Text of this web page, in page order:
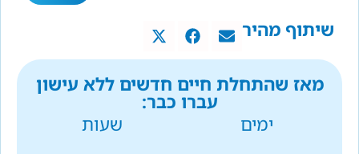
שיתוף מהיר
מאז שהתחלת חיים חדשים ללא עישון
עברו כבר:
ימים
שעות